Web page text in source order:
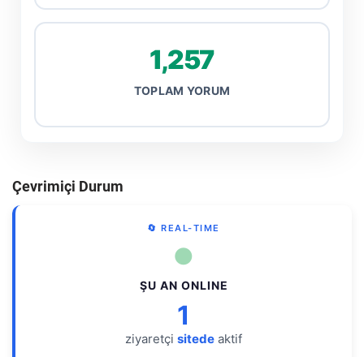
1,257
TOPLAM YORUM
Çevrimiçi Durum
🔄 REAL-TIME
●
ŞU AN ONLINE
1
ziyaretçi sitede aktif